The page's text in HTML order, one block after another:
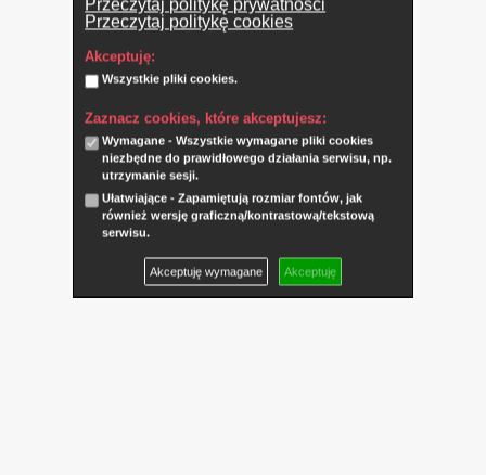
Przeczytaj politykę prywatności
Przeczytaj politykę cookies
Akceptuję:
Wszystkie pliki cookies.
Zaznacz cookies, które akceptujesz:
Wymagane - Wszystkie wymagane pliki cookies
niezbędne do prawidłowego działania serwisu, np.
utrzymanie sesji.
Ułatwiające - Zapamiętują rozmiar fontów, jak
również wersję graficzną/kontrastową/tekstową
serwisu.
Akceptuję wymagane Akceptuję